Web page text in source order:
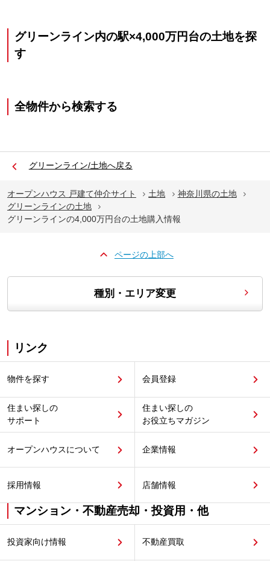
グリーンライン内の駅×4,000万円台の土地を探
す
全物件から検索する
グリーンライン/土地へ戻る
オープンハウス 戸建て仲介サイト 土地
神奈川県の土地
グリーンラインの土地
グリーンラインの4,000万円台の土地購入情報
ページの上部へ
種別・エリア変更
リンク
物件を探す 会員登録
住まい探しの
サポート
住まい探しの
お役立ちマガジン
オープンハウスについて 企業情報
採用情報 店舗情報
マンション・不動産売却・投資用・他
投資家向け情報 不動産買取